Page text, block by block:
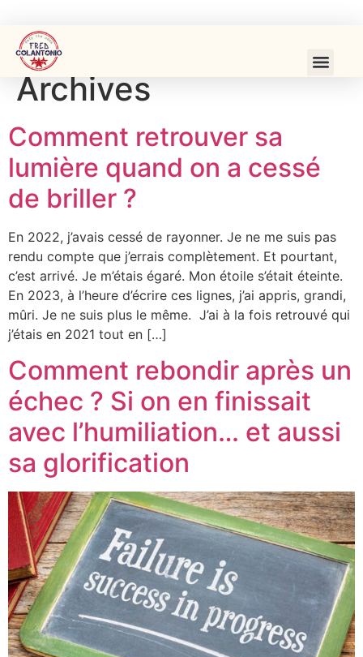
Archives
Comment retrouver sa
lumière quand on a cessé
de briller ?
En 2022, j’avais cessé de rayonner. Je ne me suis pas
rendu compte que j’errais complètement. Et pourtant,
c’est arrivé. Je m’étais égaré. Mon étoile s’était éteinte.
En 2023, à l’heure d’écrire ces lignes, j’ai appris, grandi,
mûri. Je ne suis plus le même. J’ai à la fois retrouvé qui
j’étais en 2021 tout en […]
Comment rebondir après un
échec ? Si on en finissait
avec l’humiliation… et aussi
sa glorification